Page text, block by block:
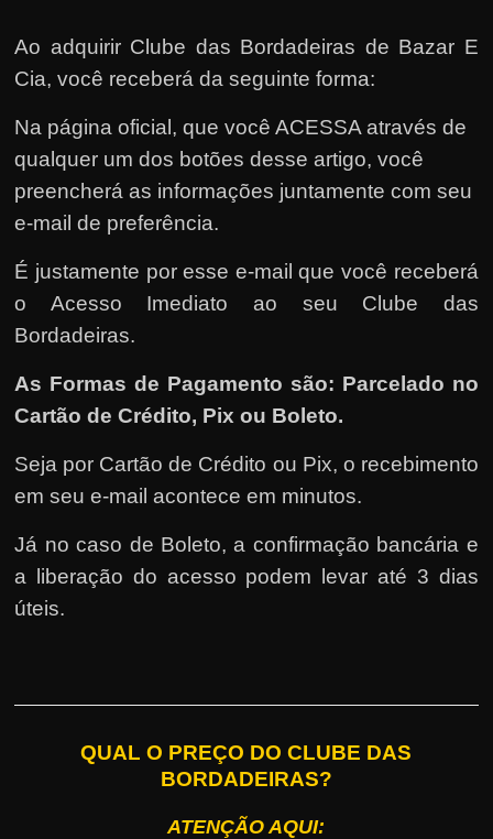
Ao adquirir Clube das Bordadeiras de Bazar E
Cia, você receberá da seguinte forma:
Na página oficial, que você ACESSA através de
qualquer um dos botões desse artigo, você
preencherá as informações juntamente com seu
e-mail de preferência.
É justamente por esse e-mail que você receberá
o Acesso Imediato ao seu Clube das
Bordadeiras.
As Formas de Pagamento são: Parcelado no
Cartão de Crédito, Pix ou Boleto.
Seja por Cartão de Crédito ou Pix, o recebimento
em seu e-mail acontece em minutos.
Já no caso de Boleto, a confirmação bancária e
a liberação do acesso podem levar até 3 dias
úteis.
QUAL O PREÇO DO CLUBE DAS
BORDADEIRAS?
ATENÇÃO AQUI: